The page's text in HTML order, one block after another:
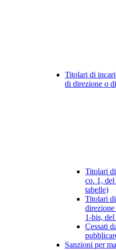
Titolari di
di direzione o
Titolari
co. 1,
tabelle)
Titolari
1-bis,
Cessati
Sanzioni per